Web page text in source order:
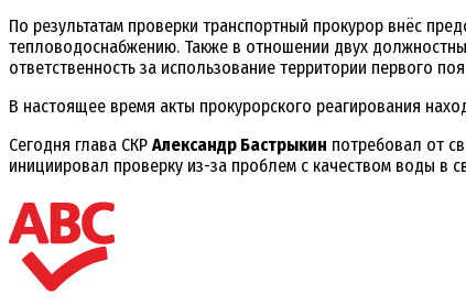
По результатам проверки транспортный прокурор внёс
тепловодоснабжению. Также в отношении двух
ответственность за использование территории первого
В настоящее время акты прокурорского реагирования
Сегодня глава СКР Александр Бастрыкин потребовал от
инициировал проверку из-за проблем с качеством воды в